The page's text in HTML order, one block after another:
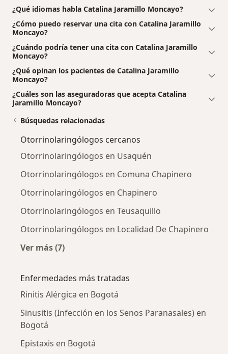
¿Qué idiomas habla Catalina Jaramillo Moncayo?
¿Cómo puedo reservar una cita con Catalina Jaramillo
Moncayo?
¿Cuándo podría tener una cita con Catalina Jaramillo
Moncayo?
¿Qué opinan los pacientes de Catalina Jaramillo
Moncayo?
¿Cuáles son las aseguradoras que acepta Catalina
Jaramillo Moncayo?
Búsquedas relacionadas
Otorrinolaringólogos cercanos
Otorrinolaringólogos en Usaquén
Otorrinolaringólogos en Comuna Chapinero
Otorrinolaringólogos en Chapinero
Otorrinolaringólogos en Teusaquillo
Otorrinolaringólogos en Localidad De Chapinero
Ver más (7)
Enfermedades más tratadas
Rinitis Alérgica en Bogotá
Sinusitis (Infección en los Senos Paranasales) en
Bogotá
Epistaxis en Bogotá